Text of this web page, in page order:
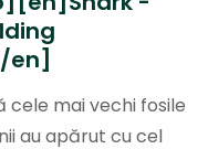
en]
cele mai vechi fosile
au apărut cu cel